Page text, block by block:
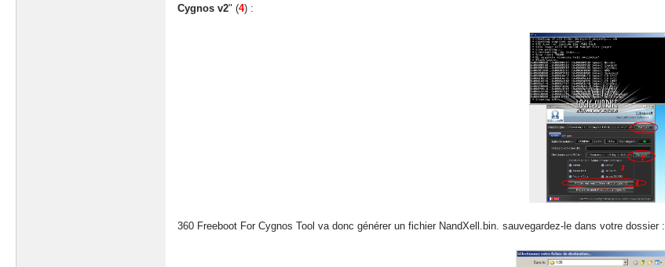
Cygnos v2" (4) :
360 Freeboot For Cygnos Tool va donc générer un fichier NandXell.bin. sauvegardez-le dans votre dossier :